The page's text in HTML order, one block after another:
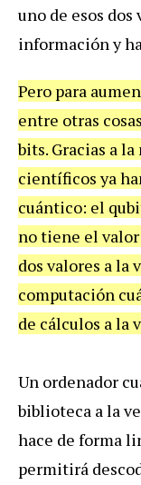
uno de esos
información y
Pero para
entre otras
bits. Gracias a
científicos ya
cuántico: el
no tiene el valor
dos valores a la
computación
de cálculos a la
Un ordenador
biblioteca a la
hace de forma
permitirá